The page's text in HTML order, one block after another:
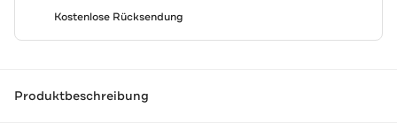
Kostenlose Rücksendung
Produktbeschreibung